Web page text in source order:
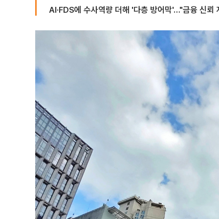
AI·FDS에 수사역량 더해 '다층 방어막'…"금융 신뢰